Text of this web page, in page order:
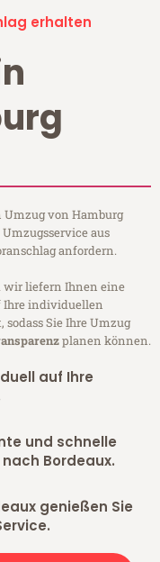
erhalten
von Hamburg
aus
anfordern.
wir liefern Ihnen eine
Ihre individuellen
Sie Ihre Umzug
planen können.
auf Ihre
und schnelle
Bordeaux.
genießen Sie